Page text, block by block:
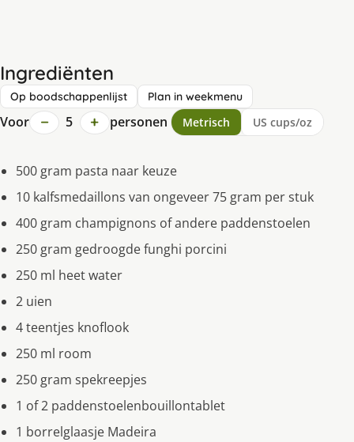
Ingrediënten
Op boodschappenlijst Plan in weekmenu
Voor − 5 + personen Metrisch US cups/oz
500 gram pasta naar keuze
10 kalfsmedaillons van ongeveer 75 gram per stuk
400 gram champignons of andere paddenstoelen
250 gram gedroogde funghi porcini
250 ml heet water
2 uien
4 teentjes knoflook
250 ml room
250 gram spekreepjes
1 of 2 paddenstoelenbouillontablet
1 borrelglaasje Madeira